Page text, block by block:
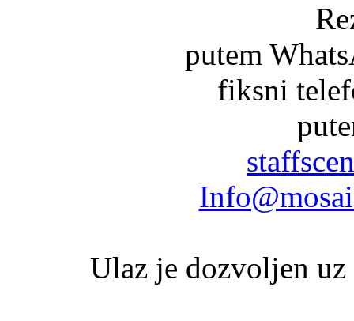
putem
fiksni
Ulaz je dozvoljen uz